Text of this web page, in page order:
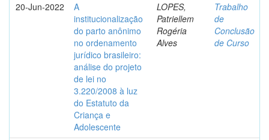
20-Jun-2022
A
institucionalização
do parto anônimo
no ordenamento
jurídico brasileiro:
análise do projeto
de lei no
3.220/2008 à luz
do Estatuto da
Criança e
Adolescente
LOPES,
Patriellem
Rogéria
Alves
Trabalho
de
Conclusão
de Curso